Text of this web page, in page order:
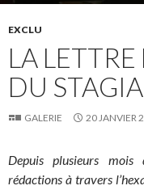
EXCLU
LA
DU
GALERIE 20 JANVIER
Depuis plusieurs
rédactions à travers